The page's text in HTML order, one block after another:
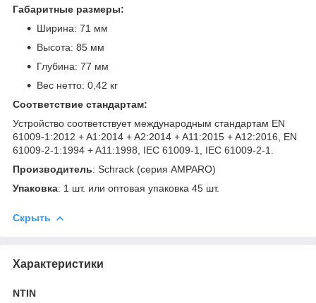
Габаритные размеры:
Ширина: 71 мм
Высота: 85 мм
Глубина: 77 мм
Вес нетто: 0,42 кг
Соответствие стандартам:
Устройство соответствует международным стандартам EN
61009-1:2012 + A1:2014 + A2:2014 + A11:2015 + A12:2016, EN
61009-2-1:1994 + A11:1998, IEC 61009-1, IEC 61009-2-1.
Производитель: Schrack (серия AMPARO)
Упаковка: 1 шт. или оптовая упаковка 45 шт.
Скрыть
Характеристики
NTIN